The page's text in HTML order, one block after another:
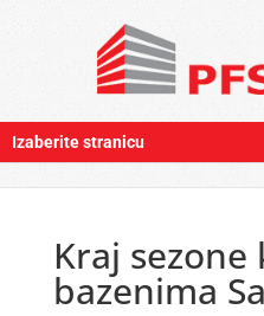
Izaberite stranicu
Kraj
bazenima